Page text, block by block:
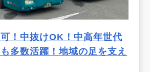
！中抜けOK！中高年世代
多数活躍！地域の足を支え